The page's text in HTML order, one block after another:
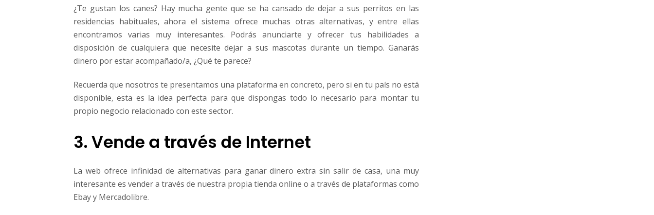
¿Te gustan los canes? Hay mucha gente que se ha cansado de dejar a sus perritos en las
residencias habituales, ahora el sistema ofrece muchas otras alternativas, y entre ellas
encontramos varias muy interesantes. Podrás anunciarte y ofrecer tus habilidades a
disposición de cualquiera que necesite dejar a sus mascotas durante un tiempo. Ganarás
dinero por estar acompañado/a, ¿Qué te parece?
Recuerda que nosotros te presentamos una plataforma en concreto, pero si en tu país no está
disponible, esta es la idea perfecta para que dispongas todo lo necesario para montar tu
propio negocio relacionado con este sector.
3. Vende a través de Internet
La web ofrece infinidad de alternativas para ganar dinero extra sin salir de casa, una muy
interesante es vender a través de nuestra propia tienda online o a través de plataformas como
Ebay y Mercadolibre.